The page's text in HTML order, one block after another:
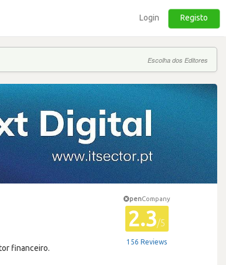
Login Registo
Escolha dos Editores
financeiro.
penCompany
2.3/5
156 Reviews